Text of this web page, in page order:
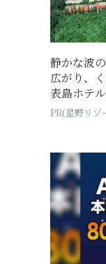
静かな波
広がり、
表島ホテ
PR(星野リゾ